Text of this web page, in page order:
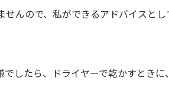
んので、私ができるアドバイスとし
したら、ドライヤーで乾かすときに